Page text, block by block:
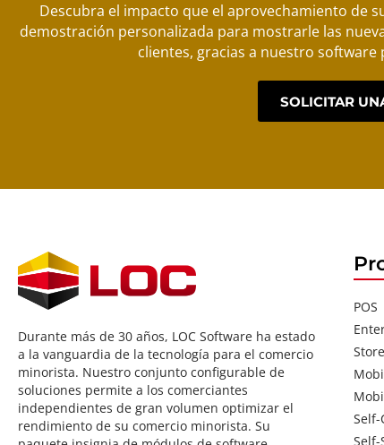
Descubra el impacto que el aprovechamiento de
demostración personalizada para mostrarle las
clientes, gracias a nuestro
SOLICITAR
Durante más de 30 años, LOC Software ha estado
a la vanguardia de la tecnología para el comercio
minorista. Nuestro conjunto configurable de
soluciones permite a los comerciantes
independientes de gran volumen optimizar el
rendimiento de su comercio minorista. Su
POS
Store
Self-
Self-